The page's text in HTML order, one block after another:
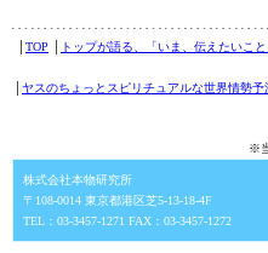
TOP トップが語る、「いま、伝えたいこと
ヤスのちょっとスピリチュアルな世界情勢予
※
株式会社本物研究所
〒108-0014 東京都港区芝5-13-18-4F
TEL：03-3457-1271 FAX：03-3457-1272